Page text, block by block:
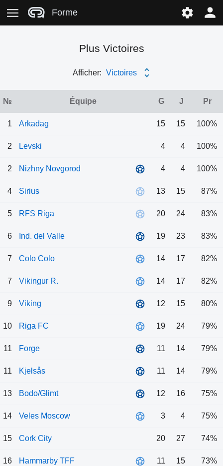
Forme
Plus Victoires
Afficher: Victoires
№ Équipe G J Pr
1 Arkadag 15 15 100%
2 Levski 4 4 100%
2 Nizhny Novgorod 4 4 100%
4 Sirius 13 15 87%
5 RFS Riga 20 24 83%
6 Ind. del Valle 19 23 83%
7 Colo Colo 14 17 82%
7 Vikingur R. 14 17 82%
9 Viking 12 15 80%
10 Riga FC 19 24 79%
11 Forge 11 14 79%
11 Kjelsås 11 14 79%
13 Bodo/Glimt 12 16 75%
14 Veles Moscow 3 4 75%
15 Cork City 20 27 74%
16 Hammarby TFF 11 15 73%